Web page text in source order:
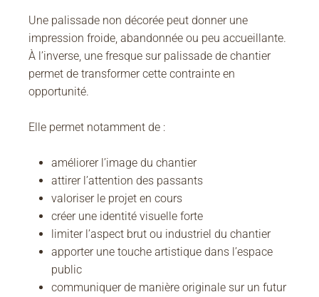
Une palissade non décorée peut donner une
impression froide, abandonnée ou peu accueillante.
À l’inverse, une fresque sur palissade de chantier
permet de transformer cette contrainte en
opportunité.
Elle permet notamment de :
améliorer l’image du chantier
attirer l’attention des passants
valoriser le projet en cours
créer une identité visuelle forte
limiter l’aspect brut ou industriel du chantier
apporter une touche artistique dans l’espace
public
communiquer de manière originale sur un futur